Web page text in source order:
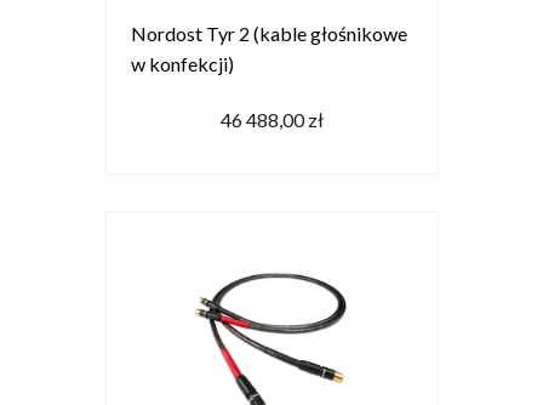
Nordost Tyr 2 (kable głośnikowe
w konfekcji)
46 488,00 zł